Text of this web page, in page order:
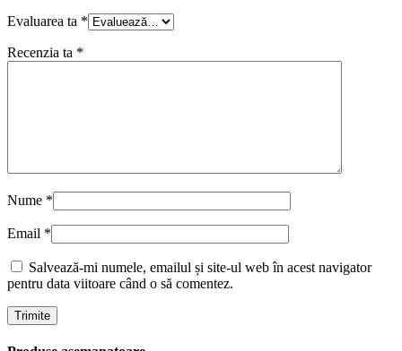
Evaluarea ta *
Recenzia ta *
Nume *
Email *
Salvează-mi numele, emailul și site-ul web în acest navigator
pentru data viitoare când o să comentez.